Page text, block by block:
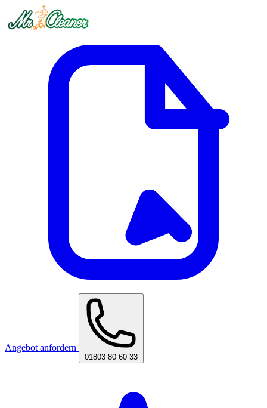
Angebot anfordern
01803 80 60 33